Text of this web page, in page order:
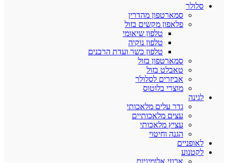
סלולר
סמארטפון מהדרין
פלאפון מקשים בזול
טלפון שיאומי
טלפון נוקיה
טלפון כשר ועדת הרבנים
סמארטפון בזול
טאבלט בזול
אביזרים לסלולר
מוצרי בלוטוס
לגינה
גדר עלים מלאכותי
עצים מלאכותיים
עציץ מלאכותי
הגנה וחיטוי
לאופניים
לקטנוע
ארגזי אלומיניום